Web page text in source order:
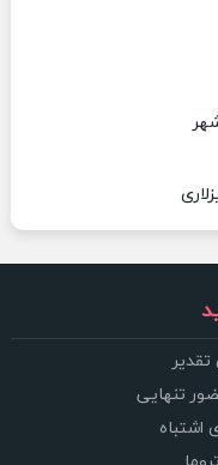
تنهایی
اشتباه